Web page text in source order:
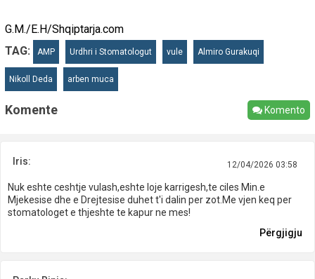
G.M./E.H/Shqiptarja.com
TAG:
AMP Urdhri i Stomatologut vule Almiro Gurakuqi
Nikoll Deda arben muca
Komente Komento
Iris: 12/04/2026 03:58
Nuk eshte ceshtje vulash,eshte loje karrigesh,te ciles Min.e
Mjekesise dhe e Drejtesise duhet t'i dalin per zot.Me vjen keq per
stomatologet e thjeshte te kapur ne mes!
Përgjigju